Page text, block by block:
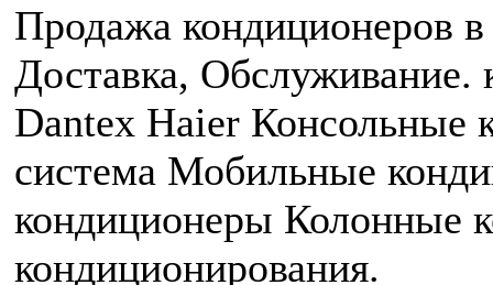
Продажа кондиционеров в
Доставка,
Dantex Haier Консольные
система Мобильные
кондиционеры Колонные
кондиционирования.